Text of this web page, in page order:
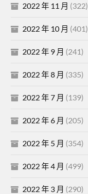
2022 年 11 月 (322)
2022 年 10 月 (401)
2022 年 9 月 (241)
2022 年 8 月 (335)
2022 年 7 月 (139)
2022 年 6 月 (205)
2022 年 5 月 (354)
2022 年 4 月 (499)
2022 年 3 月 (290)